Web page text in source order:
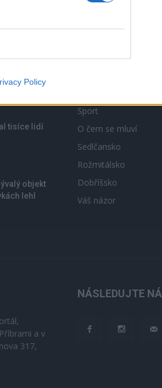
Policy
tisíce lidí
objekt
lehl
OBLÍBENÉ
Zpravodajství
Sport
O čem se mluví
Sedlčansko
Rožmitálsko
Dobříšsko
Váš názor
a v
317,
NÁSLEDUJTE